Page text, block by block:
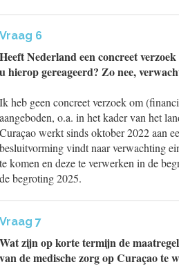
Vraag 6
Heeft Nederland een concreet
u hierop gereageerd? Zo nee,
Ik heb geen concreet verzoek om
aangeboden, o.a. in het kader van het
Curaçao werkt sinds oktober 2022 aan
besluitvorming vindt naar verwachting
te komen en deze te verwerken in de
de begroting 2025.
Vraag 7
Wat zijn op korte termijn de
van de medische zorg op Curaçao te